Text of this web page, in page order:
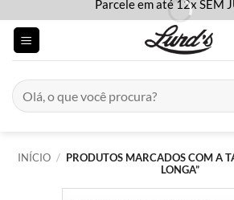
content
Parcele em até 12x SEM
Pesquisar
por:
INÍCIO / PRODUTOS MARCADOS COM A
LONGA”